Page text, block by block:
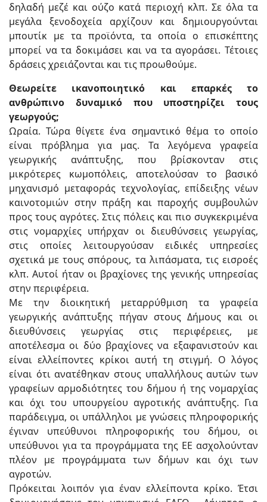
δηλαδή μεζέ και ούζο κατά περιοχή κλπ. Σε όλα τα
μεγάλα ξενοδοχεία αρχίζουν και δημιουργούνται
μπουτίκ με τα προϊόντα, τα οποία ο επισκέπτης
μπορεί να τα δοκιμάσει και να τα αγοράσει. Τέτοιες
δράσεις χρειάζονται και τις προωθούμε.
Θεωρείτε ικανοποιητικό και επαρκές το
ανθρώπινο δυναμικό που υποστηρίζει τους
γεωργούς;
Ωραία. Τώρα θίγετε ένα σημαντικό θέμα το οποίο
είναι πρόβλημα για μας. Τα λεγόμενα γραφεία
γεωργικής ανάπτυξης, που βρίσκονταν στις
μικρότερες κωμοπόλεις, αποτελούσαν το βασικό
μηχανισμό μεταφοράς τεχνολογίας, επίδειξης νέων
καινοτομιών στην πράξη και παροχής συμβουλών
προς τους αγρότες. Στις πόλεις και πιο συγκεκριμένα
στις νομαρχίες υπήρχαν οι διευθύνσεις γεωργίας,
στις οποίες λειτουργούσαν ειδικές υπηρεσίες
σχετικά με τους σπόρους, τα λιπάσματα, τις εισροές
κλπ. Αυτοί ήταν οι βραχίονες της γενικής υπηρεσίας
στην περιφέρεια.
Με την διοικητική μεταρρύθμιση τα γραφεία
γεωργικής ανάπτυξης πήγαν στους Δήμους και οι
διευθύνσεις γεωργίας στις περιφέρειες, με
αποτέλεσμα οι δύο βραχίονες να εξαφανιστούν και
είναι ελλείποντες κρίκοι αυτή τη στιγμή. Ο λόγος
είναι ότι ανατέθηκαν στους υπαλλήλους αυτών των
γραφείων αρμοδιότητες του δήμου ή της νομαρχίας
και όχι του υπουργείου αγροτικής ανάπτυξης. Για
παράδειγμα, οι υπάλληλοι με γνώσεις πληροφορικής
έγιναν υπεύθυνοι πληροφορικής του δήμου, οι
υπεύθυνοι για τα προγράμματα της ΕΕ ασχολούνταν
πλέον με προγράμματα των δήμων και όχι των
αγροτών.
Πρόκειται λοιπόν για έναν ελλείποντα κρίκο. Έτσι